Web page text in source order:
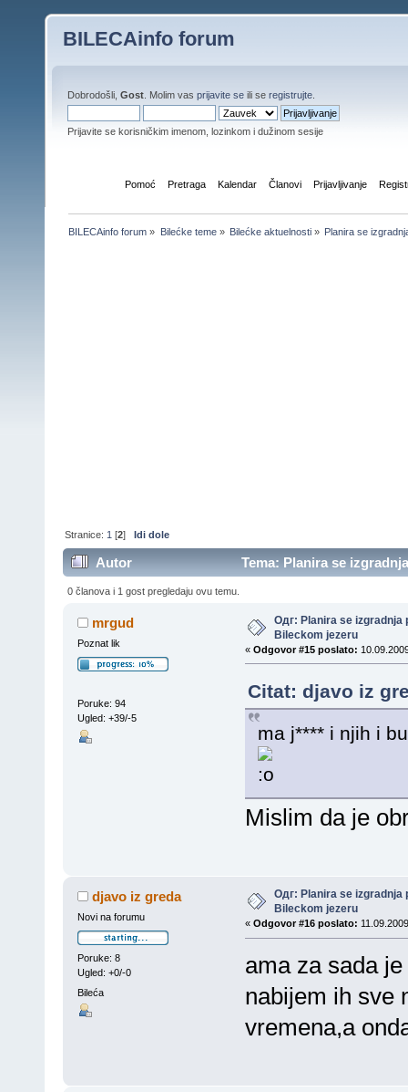
BILECAinfo forum
Dobrodošli, Gost . Molim vas prijavite se ili se registrujte
Prijavite se korisničkim imenom, lozinkom i dužinom sesije
Pomoć Pretraga Kalendar Članovi Prijavljivanje
BILECAinfo forum » Bilećke teme» Bilećke aktuelnosti» Planira se
Stranice: 1 [2]Idi dole
Autor Tema: Planira se
0 članova i 1 gost pregledaju ovu temu.
mrgud
Poznat lik
Poruke: 94
Ugled: +39/-5
Одг: Planira se izgradnja
Bileckom jezeru
« Odgovor #15 poslato:
Citat: djavo iz
ma j**** i njih i
Mislim da je
djavo iz greda
Novi na forumu
Poruke: 8
Ugled: +0/-0
Bileća
Одг: Planira se izgradnja
Bileckom jezeru
« Odgovor #16 poslato:
ama za sada
nabijem ih sve
vremena,a